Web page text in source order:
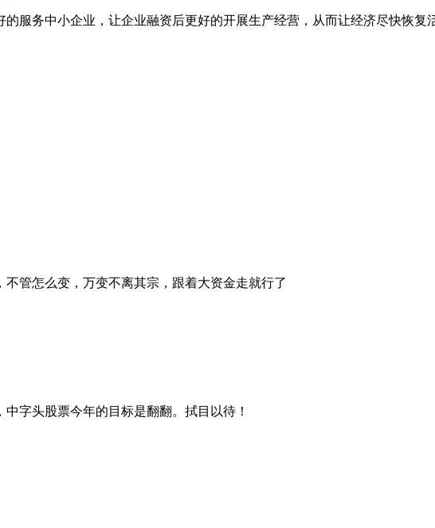
服务中小企业，让企业融资后更好的开展生产经营，从而让经济尽快恢复
管怎么变，万变不离其宗，跟着大资金走就行了
字头股票今年的目标是翻翻。拭目以待！